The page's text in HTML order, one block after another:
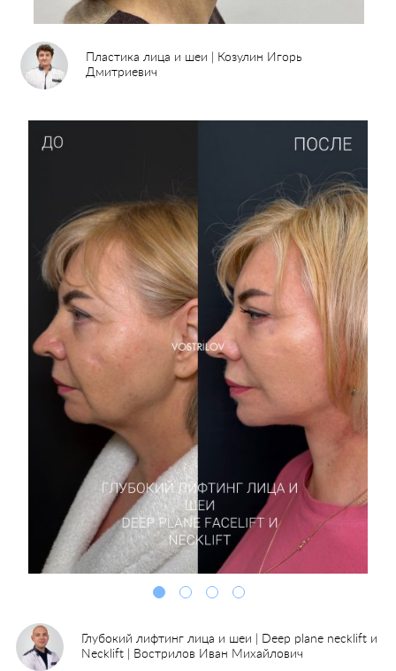
Пластика лица и шеи | Козулин Игорь
Дмитриевич
Глубокий лифтинг лица и шеи | Deep plane necklift и
Necklift | Вострилов Иван Михайлович